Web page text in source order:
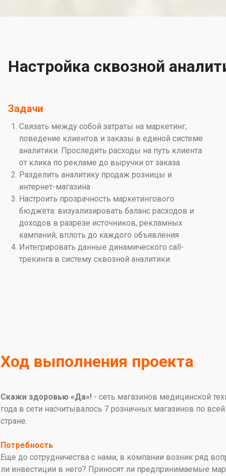
Настройка сквозной
Связать между собой затраты на маркетинг,
поведение клиентов и заказы в единой системе
аналитики. Проследить расходы на путь клиента
от клика по рекламе до выручки от заказа
Разделить аналитику продаж розницы и
интернет-магазина
Настроить прозрачность маркетингового
бюджета: визуализировать баланс расходов и
доходов в разрезе источников, рекламных
кампаний, вплоть до каждого объявления
Интегрировать данные динамического call-
трекинга в систему сквозной аналитики
Задачи
Ход выполнения проекта
Скажи здоровью «Да»! - сеть магазинов медицинской
года в сети насчитывалось 7 розничных магазинов по
стране.
Потребность
Еще до сотрудничества с нами, в компании возник ряд
ли инвестиции в него? Приносят ли предпринимаемые